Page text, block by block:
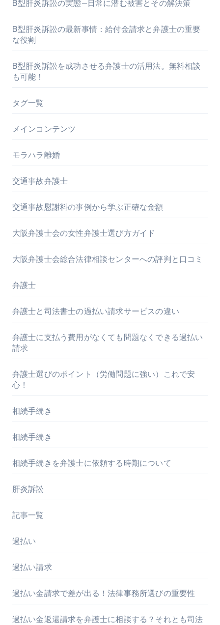
B型肝炎訴訟の実態—日常に潜む被害とその解決策
B型肝炎訴訟の最新事情：給付金請求と弁護士の重要
な役割
B型肝炎訴訟を成功させる弁護士の活用法。無料相談
も可能！
タグ一覧
メインコンテンツ
モラハラ離婚
交通事故弁護士
交通事故慰謝料の事例から学ぶ正確な金額
大阪弁護士会の女性弁護士選び方ガイド
大阪弁護士会総合法律相談センターへの評判と口コミ
弁護士
弁護士と司法書士の過払い請求サービスの違い
弁護士に支払う費用がなくても問題なくできる過払い
請求
弁護士選びのポイント（労働問題に強い）これで安
心！
相続手続き
相続手続き
相続手続きを弁護士に依頼する時期について
肝炎訴訟
記事一覧
過払い
過払い請求
過払い金請求で差が出る！法律事務所選びの重要性
過払い金返還請求を弁護士に相談する？それとも司法